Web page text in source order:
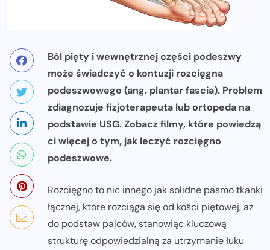
Ból pięty i wewnętrznej części podeszwy
może świadczyć o kontuzji rozcięgna
podeszwowego (ang. plantar fascia). Problem
zdiagnozuje fizjoterapeuta lub ortopeda na
podstawie USG. Zobacz filmy, które powiedzą
ci więcej o tym, jak leczyć rozcięgno
podeszwowe.
Rozcięgno to nic innego jak solidne pasmo tkanki
łącznej, które rozciąga się od kości piętowej, aż
do podstaw palców, stanowiąc kluczową
strukturę odpowiedzialną za utrzymanie łuku